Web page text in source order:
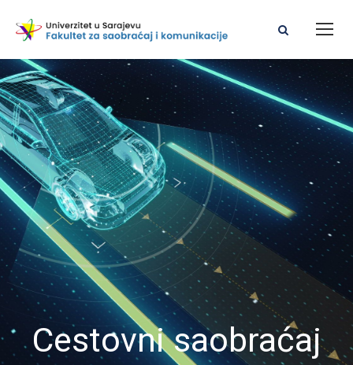
Cestovni saobraćaj